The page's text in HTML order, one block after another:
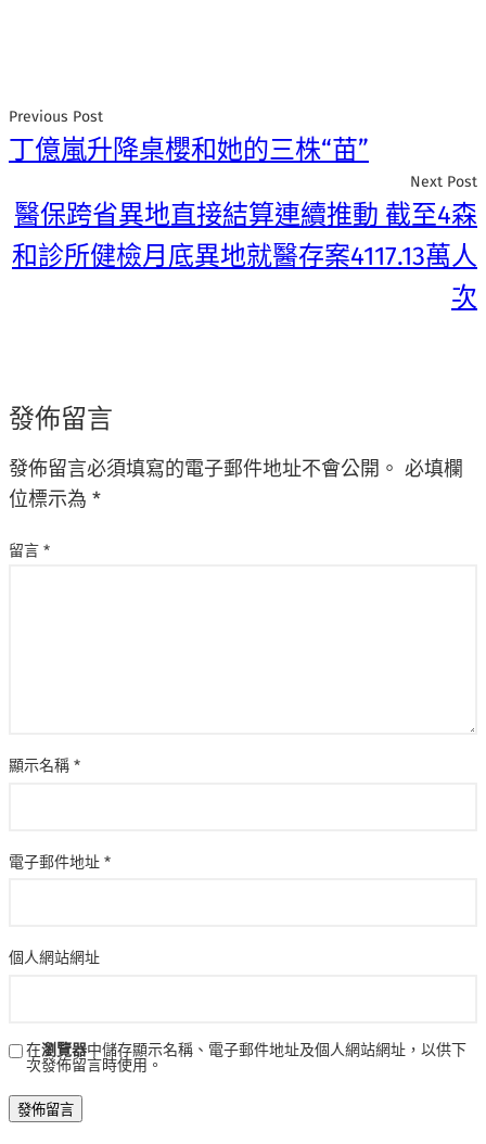
Previous Post
丁億嵐升降桌櫻和她的三株“苗”
Next Post
醫保跨省異地直接結算連續推動 截至4森
和診所健檢月底異地就醫存案4117.13萬人
次
發佈留言
發佈留言必須填寫的電子郵件地址不會公開。 必填欄
位標示為 *
留言 *
顯示名稱 *
電子郵件地址 *
個人網站網址
在瀏覽器中儲存顯示名稱、電子郵件地址及個人網站網址，以供下
次發佈留言時使用。